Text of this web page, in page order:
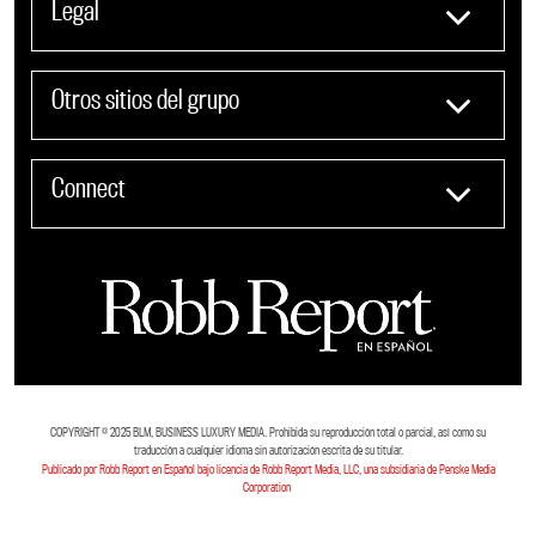
Legal
Otros sitios del grupo
Connect
COPYRIGHT ©️ 2025 BLM, BUSINESS LUXURY MEDIA. Prohibida su reproducción total o parcial, así como su
traducción a cualquier idioma sin autorización escrita de su titular.
Publicado por Robb Report en Español bajo licencia de Robb Report Media, LLC, una subsidiaria de Penske Media
Corporation